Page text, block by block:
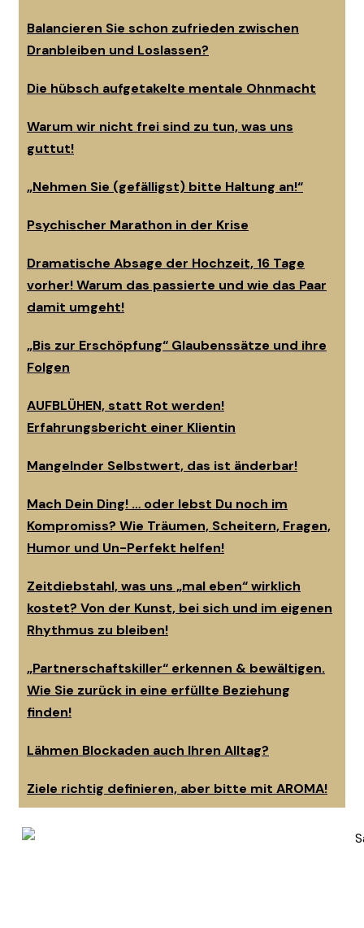
Balancieren Sie schon zufrieden zwischen
Dranbleiben und Loslassen?
Die hübsch aufgetakelte mentale Ohnmacht
Warum wir nicht frei sind zu tun, was uns
guttut!
„Nehmen Sie (gefälligst) bitte Haltung an!“
Psychischer Marathon in der Krise
Dramatische Absage der Hochzeit, 16 Tage
vorher! Warum das passierte und wie das Paar
damit umgeht!
„Bis zur Erschöpfung“ Glaubenssätze und ihre
Folgen
AUFBLÜHEN, statt Rot werden!
Erfahrungsbericht einer Klientin
Mangelnder Selbstwert, das ist änderbar!
Mach Dein Ding! … oder lebst Du noch im
Kompromiss? Wie Träumen, Scheitern, Fragen,
Humor und Un-Perfekt helfen!
Zeitdiebstahl, was uns „mal eben“ wirklich
kostet? Von der Kunst, bei sich und im eigenen
Rhythmus zu bleiben!
„Partnerschaftskiller“ erkennen & bewältigen.
Wie Sie zurück in eine erfüllte Beziehung
finden!
Lähmen Blockaden auch Ihren Alltag?
Ziele richtig definieren, aber bitte mit AROMA!